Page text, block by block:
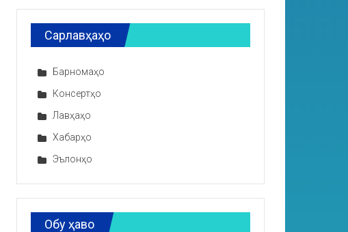
Сарлавҳаҳо
Барномаҳо
Консертҳо
Лавҳаҳо
Хабарҳо
Эълонҳо
Обу ҳаво